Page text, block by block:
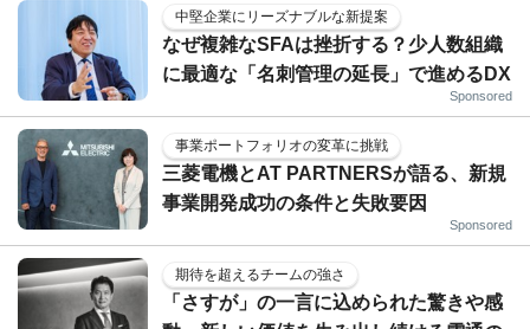
中堅企業にリーズナブルな新提案
なぜ複雑なSFAは挫折する？少人数組織
に最適な「名刺管理の延長」で進めるDX
Sponsored
事業ポートフォリオの変革に挑戦
三菱電機とAT PARTNERSが語る、新規
事業開発成功の条件と失敗要因
Sponsored
期待を超えるチームの強さ
「さすが」の一言に込められた驚きや感